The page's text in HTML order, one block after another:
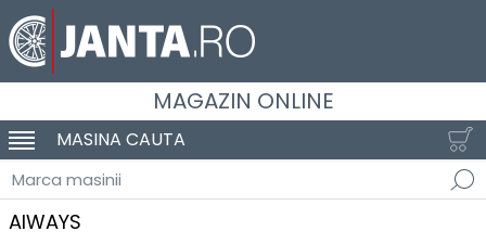
MAGAZIN ONLINE
SCHIMBA NAVIGAREA
MASINA CAUTA
Marca masinii
AIWAYS